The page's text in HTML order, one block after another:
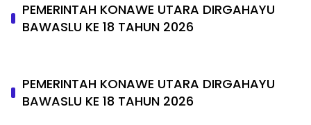
PEMERINTAH KONAWE UTARA DIRGAHAYU
BAWASLU KE 18 TAHUN 2026
PEMERINTAH KONAWE UTARA DIRGAHAYU
BAWASLU KE 18 TAHUN 2026